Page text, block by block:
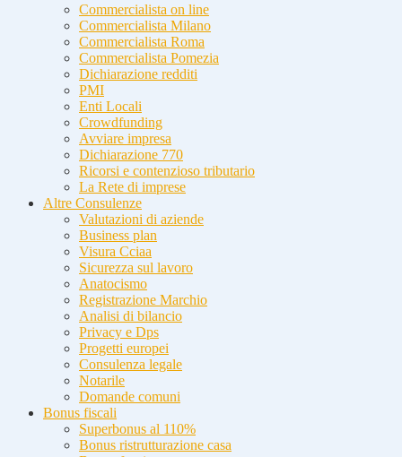
Commercialista on line
Commercialista Milano
Commercialista Roma
Commercialista Pomezia
Dichiarazione redditi
PMI
Enti Locali
Crowdfunding
Avviare impresa
Dichiarazione 770
Ricorsi e contenzioso tributario
La Rete di imprese
Altre Consulenze
Valutazioni di aziende
Business plan
Visura Cciaa
Sicurezza sul lavoro
Anatocismo
Registrazione Marchio
Analisi di bilancio
Privacy e Dps
Progetti europei
Consulenza legale
Notarile
Domande comuni
Bonus fiscali
Superbonus al 110%
Bonus ristrutturazione casa